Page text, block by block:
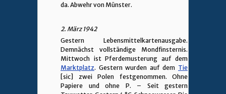
da. Abwehr von Münster.
2. März 1942
Gestern Lebensmittelkartenausgabe.
Demnächst vollständige Mondfinsternis.
Mittwoch ist Pferdemusterung auf dem
Marktplatz. Gestern wurden auf dem Tie
[sic] zwei Polen festgenommen. Ohne
Papiere und ohne P. – Seit gestern